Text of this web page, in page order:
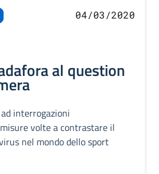
04/03/2020
al question
interrogazioni
volte a contrastare il
nel mondo dello sport